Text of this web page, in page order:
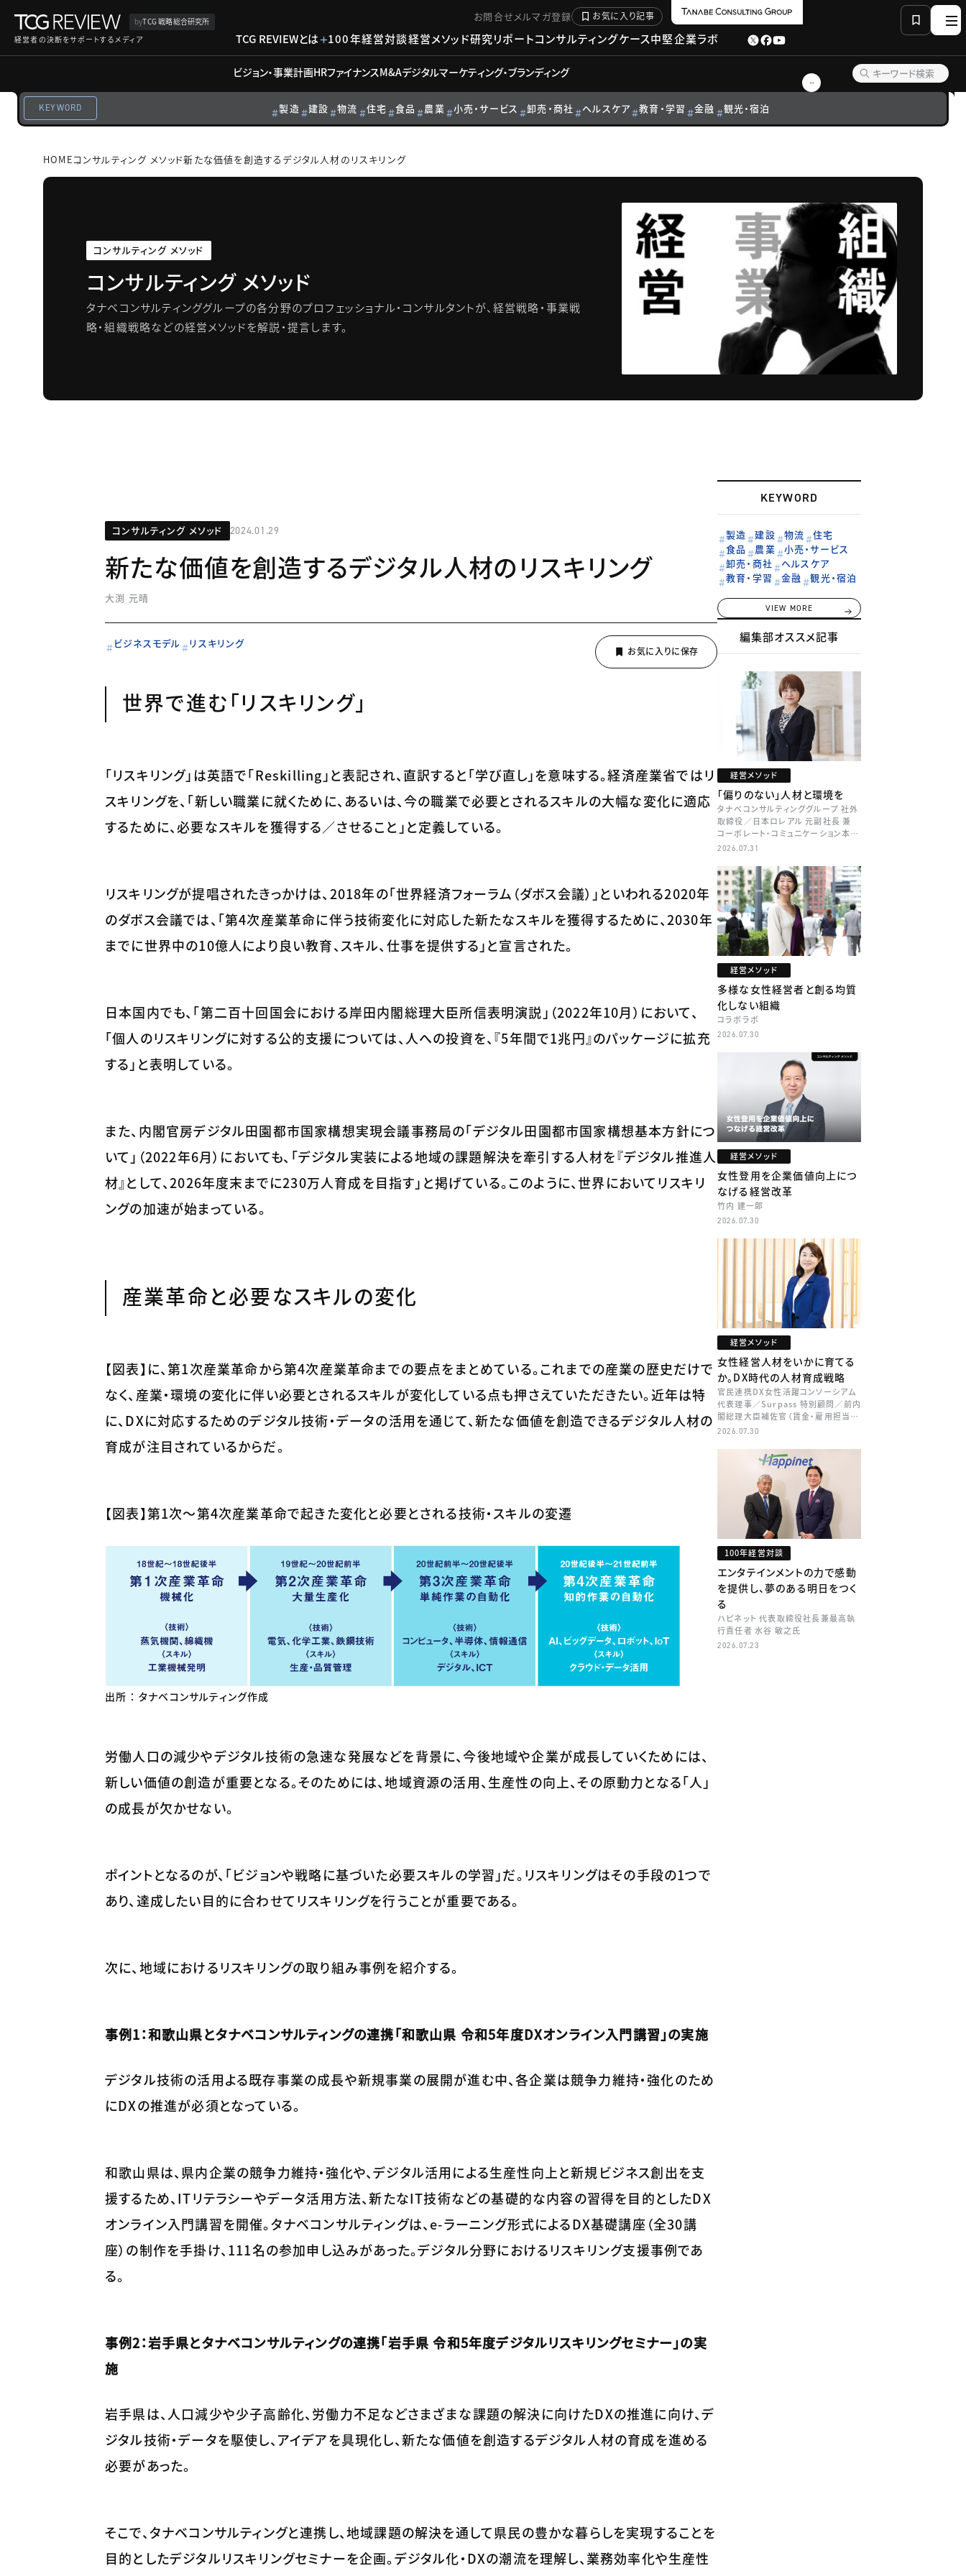
byTCG 戦略総合研究所
経営者の決断をサポートするメディア
お問合せメルマガ登録 お気に入り記事
TCG REVIEWとは 100年経営対談経営メソッド研究リポートコンサルティングケース中堅企業ラボ
ビジョン・事業計画HRファイナンスM&Aデジタルマーケティング・ブランディング
KEYWORD 製造 建設 物流 住宅 食品 農業 小売・サービス 卸売・商社 ヘルスケア 教育・学習 金融 観光・宿泊
HOMEコンサルティング メソッド新たな価値を創造するデジタル人材のリスキリング
コンサルティング メソッド
コンサルティング メソッド
タナベコンサルティンググループの各分野のプロフェッショナル・コンサルタントが、経営戦略・事業戦
略・組織戦略などの経営メソッドを解説・提言します。
コンサルティング メソッド 2024.01.29
新たな価値を創造するデジタル人材のリスキリング
大渕 元晴
ビジネスモデル リスキリング
世界で進む「リスキリング」
「リスキリング」は英語で「Reskilling」と表記され、直訳すると「学び直し」を意味する。経済産業省ではリ
スキリングを、「新しい職業に就くために、あるいは、今の職業で必要とされるスキルの大幅な変化に適応
するために、必要なスキルを獲得する／させること」と定義している。
リスキリングが提唱されたきっかけは、2018年の「世界経済フォーラム（ダボス会議）」といわれる2020年
のダボス会議では、「第4次産業革命に伴う技術変化に対応した新たなスキルを獲得するために、2030年
までに世界中の10億人により良い教育、スキル、仕事を提供する」と宣言された。
日本国内でも、「第二百十回国会における岸田内閣総理大臣所信表明演説」（2022年10月）において、
「個人のリスキリングに対する公的支援については、人への投資を、『5年間で1兆円』のパッケージに拡充
する」と表明している。
また、内閣官房デジタル田園都市国家構想実現会議事務局の「デジタル田園都市国家構想基本方針につ
いて」（2022年6月）においても、「デジタル実装による地域の課題解決を牽引する人材を『デジタル推進人
材』として、2026年度末までに230万人育成を目指す」と掲げている。このように、世界においてリスキリ
ングの加速が始まっている。
産業革命と必要なスキルの変化
【図表】に、第1次産業革命から第4次産業革命までの要点をまとめている。これまでの産業の歴史だけで
なく、産業・環境の変化に伴い必要とされるスキルが変化している点も押さえていただきたい。近年は特
に、DXに対応するためのデジタル技術・データの活用を通じて、新たな価値を創造できるデジタル人材の
育成が注目されているからだ。
【図表】第1次～第4次産業革命で起きた変化と必要とされる技術・スキルの変遷
出所 ： タナベコンサルティング作成
労働人口の減少やデジタル技術の急速な発展などを背景に、今後地域や企業が成長していくためには、
新しい価値の創造が重要となる。そのためには、地域資源の活用、生産性の向上、その原動力となる「人」
の成長が欠かせない。
ポイントとなるのが、「ビジョンや戦略に基づいた必要スキルの学習」だ。リスキリングはその手段の1つで
あり、達成したい目的に合わせてリスキリングを行うことが重要である。
次に、地域におけるリスキリングの取り組み事例を紹介する。
事例1：和歌山県とタナベコンサルティングの連携「和歌山県 令和5年度DXオンライン入門講習」の実施
デジタル技術の活用よる既存事業の成長や新規事業の展開が進む中、各企業は競争力維持・強化のため
にDXの推進が必須となっている。
和歌山県は、県内企業の競争力維持・強化や、デジタル活用による生産性向上と新規ビジネス創出を支
援するため、ITリテラシーやデータ活用方法、新たなIT技術などの基礎的な内容の習得を目的としたDX
オンライン入門講習を開催。タナベコンサルティングは、e-ラーニング形式によるDX基礎講座（全30講
座）の制作を手掛け、111名の参加申し込みがあった。デジタル分野におけるリスキリング支援事例であ
る。
事例2：岩手県とタナベコンサルティングの連携「岩手県 令和5年度デジタルリスキリングセミナー」の実
施
岩手県は、人口減少や少子高齢化、労働力不足などさまざまな課題の解決に向けたDXの推進に向け、デ
ジタル技術・データを駆使し、アイデアを具現化し、新たな価値を創造するデジタル人材の育成を進める
必要があった。
そこで、タナベコンサルティングと連携し、地域課題の解決を通して県民の豊かな暮らしを実現することを
目的としたデジタルリスキリングセミナーを企画。デジタル化・DXの潮流を理解し、業務効率化や生産性
KEYWORD
製造 建設 物流
住宅
食品
農業
小売・サービス
卸売・商社
ヘルスケア
教育・学習
金融 観光・宿泊
VIEW MORE
編集部オススメ記事
経営メソッド
「偏りのない」人材と環境を
タナベコンサルティンググループ 社外
取締役／日本ロレアル 元副社長 兼
コーポレート・コミュニケーション本部
本部長／キャリアコンサルタント 井村
2026.07.31
経営メソッド
多様な女性経営者と創る均質
化しない組織
コラボラボ
2026.07.30
経営メソッド
女性登用を企業価値向上につ
なげる経営改革
竹内 建一郎
2026.07.30
経営メソッド
女性経営人材をいかに育てる
か。DX時代の人材育成戦略
官民連携DX女性活躍コンソーシアム
代表理事／Surpass 特別顧問／前内
閣総理大臣補佐官（賃金・雇用担当）
矢田 稚子
2026.07.30
100年経営対談
エンタテインメントの力で感動
を提供し、夢のある明日をつく
る
ハピネット 代表取締役社長兼最高執
行責任者 水谷 敏之氏
2026.07.23